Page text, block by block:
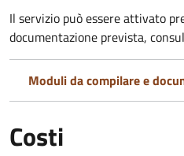
Il servizio può essere attivato
documentazione prevista,
Moduli da compilare e
Costi